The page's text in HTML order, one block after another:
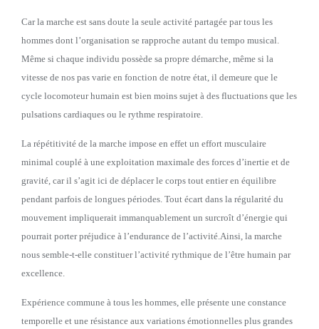
Car la marche est sans doute la seule activité partagée par tous les
hommes dont l’organisation se rapproche autant du tempo musical.
Même si chaque individu possède sa propre démarche, même si la
vitesse de nos pas varie en fonction de notre état, il demeure que le
cycle locomoteur humain est bien moins sujet à des fluctuations que les
pulsations cardiaques ou le rythme respiratoire.
La répétitivité de la marche impose en effet un effort musculaire
minimal couplé à une exploitation maximale des forces d’inertie et de
gravité, car il s’agit ici de déplacer le corps tout entier en équilibre
pendant parfois de longues périodes. Tout écart dans la régularité du
mouvement impliquerait immanquablement un surcroît d’énergie qui
pourrait porter préjudice à l’endurance de l’activité.Ainsi, la marche
nous semble-t-elle constituer l’activité rythmique de l’être humain par
excellence.
Expérience commune à tous les hommes, elle présente une constance
temporelle et une résistance aux variations émotionnelles plus grandes